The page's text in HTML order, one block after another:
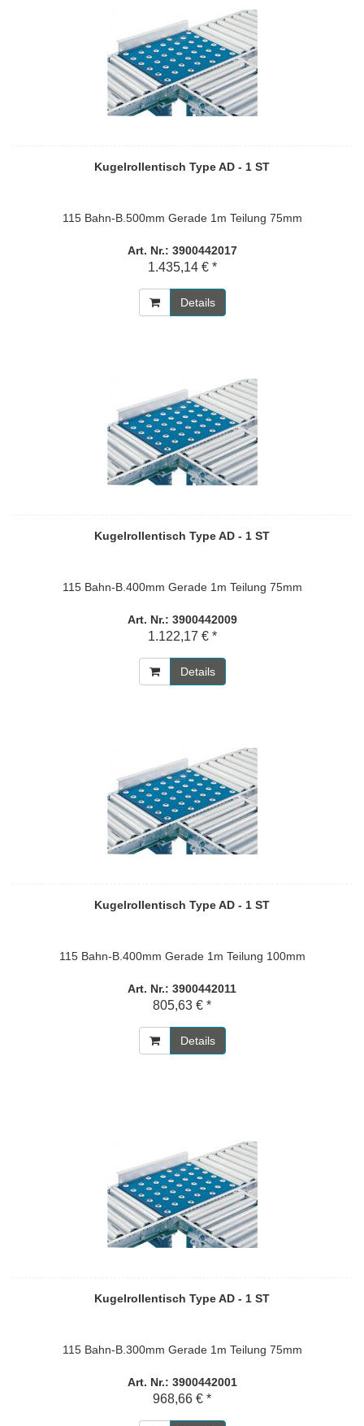
Kugelrollentisch Type AD - 1 ST
115 Bahn-B.500mm Gerade 1m Teilung 75mm
Art. Nr.: 3900442017
1.435,14 € *
Details
Kugelrollentisch Type AD - 1 ST
115 Bahn-B.400mm Gerade 1m Teilung 75mm
Art. Nr.: 3900442009
1.122,17 € *
Details
Kugelrollentisch Type AD - 1 ST
115 Bahn-B.400mm Gerade 1m Teilung 100mm
Art. Nr.: 3900442011
805,63 € *
Details
Kugelrollentisch Type AD - 1 ST
115 Bahn-B.300mm Gerade 1m Teilung 75mm
Art. Nr.: 3900442001
968,66 € *